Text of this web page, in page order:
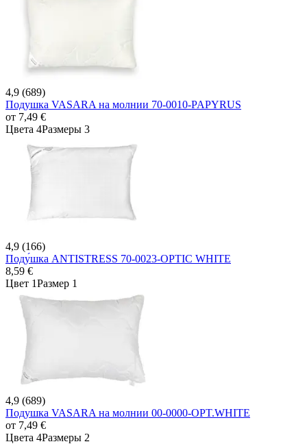
4,9 (689)
Подушка VASARA на молнии 70-0010-PAPYRUS
от 7,49 €
Цвета 4Размеры 3
4,9 (166)
Поду́шка ANTISTRESS 70-0023-OPTIC WHITE
8,59 €
Цвет 1Размер 1
4,9 (689)
Подушка VASARA на молнии 00-0000-OPT.WHITE
от 7,49 €
Цвета 4Размеры 2